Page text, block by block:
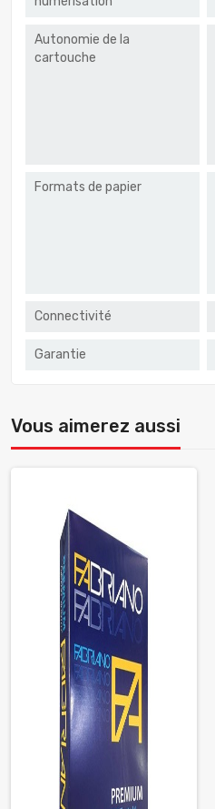
Autonomie de la
cartouche
Formats de papier
Connectivité
Garantie
Vous aimerez aussi